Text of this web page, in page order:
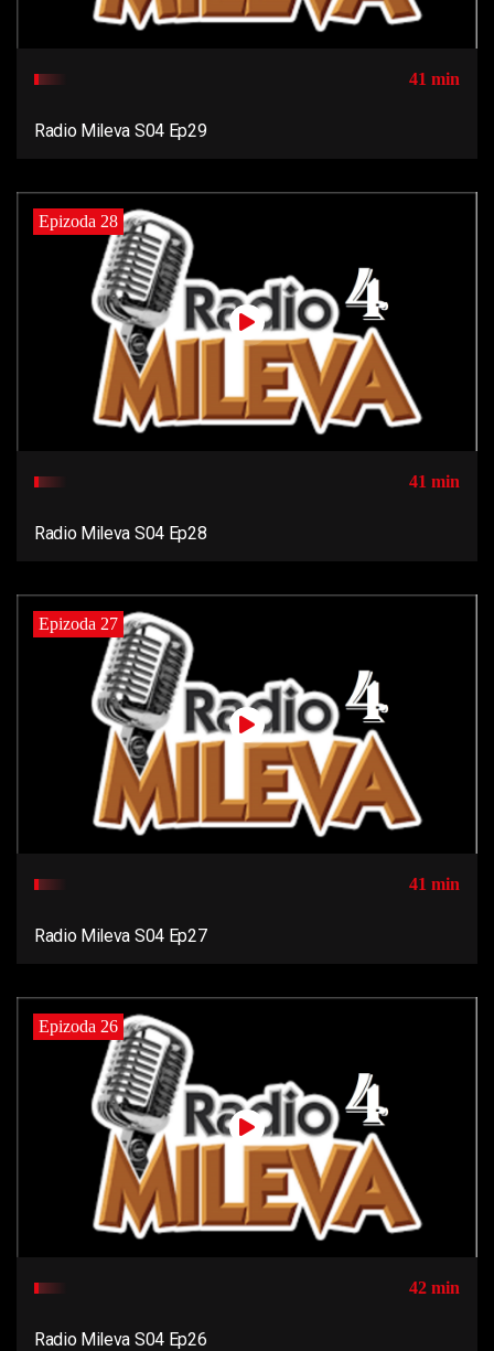
41 min
Radio Mileva S04 Ep29
Epizoda 28
41 min
Radio Mileva S04 Ep28
Epizoda 27
41 min
Radio Mileva S04 Ep27
Epizoda 26
42 min
Radio Mileva S04 Ep26